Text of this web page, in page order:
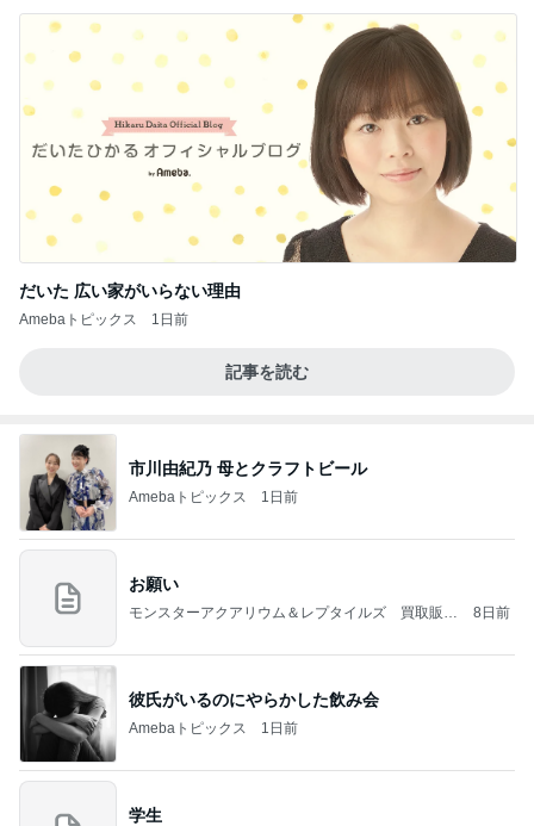
だいた 広い家がいらない理由
Amebaトピックス 1日前
記事を読む
市川由紀乃 母とクラフトビール
Amebaトピックス 1日前
お願い
モンスターアクアリウム＆レプタイルズ 買取販売
8日前
彼氏がいるのにやらかした飲み会
Amebaトピックス 1日前
学生